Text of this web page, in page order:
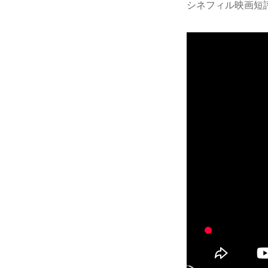
シネフィル映画